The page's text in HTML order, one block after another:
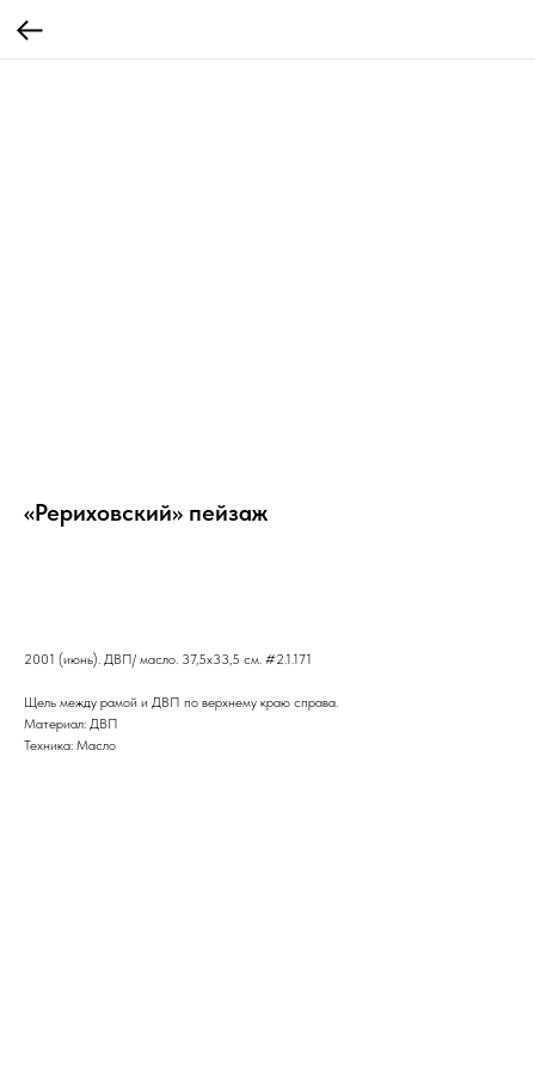
«Рериховский» пейзаж
2001 (июнь). ДВП/ масло. 37,5x33,5 см. #2.1.171
Щель между рамой и ДВП по верхнему краю справа.
Материал: ДВП
Техника: Масло